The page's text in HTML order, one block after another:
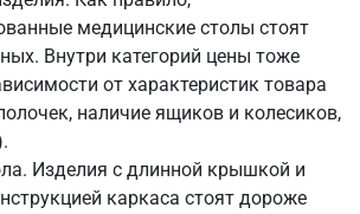
медицинские столы стоят
Внутри категорий цены тоже
от характеристик товара
наличие ящиков и колесиков,
Изделия с длинной крышкой и
каркаса стоят дороже